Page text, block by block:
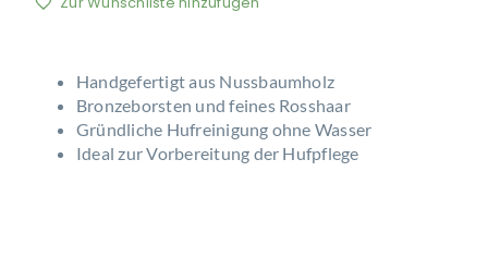
Handgefertigt aus Nussbaumholz
Bronzeborsten und feines Rosshaar
Gründliche Hufreinigung ohne Wasser
Ideal zur Vorbereitung der Hufpflege